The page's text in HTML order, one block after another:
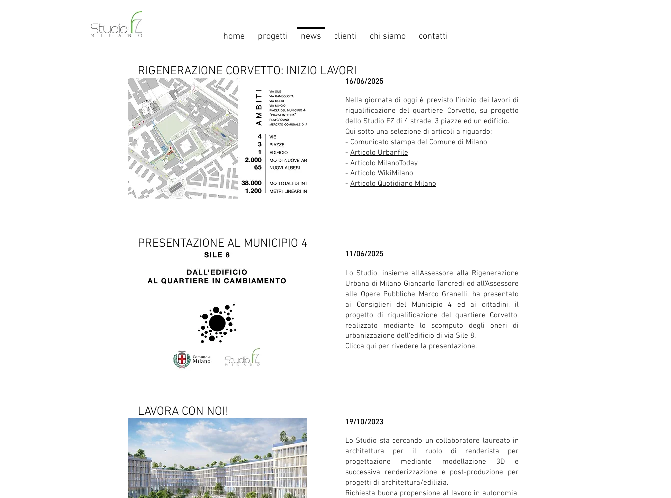
home progetti news clienti chi siamo contatti
RIGENERAZIONE CORVETTO: INIZIO LAVORI
16/06/2025
Nella giornata di oggi è previsto l'inizio dei lavori di
riqualificazione del quartiere Corvetto, su progetto
dello Studio FZ di 4 strade, 3 piazze ed un edificio.
Qui sotto una selezione di articoli a riguardo:
- Comunicato stampa del Comune di Milano
- Articolo Urbanfile
- Articolo MilanoToday
- Articolo WikiMilano
- Articolo Quotidiano Milano
PRESENTAZIONE AL MUNICIPIO 4
11/06/2025
Lo Studio, insieme all'Assessore alla Rigenerazione
Urbana di Milano Giancarlo Tancredi ed all'Assessore
alle Opere Pubbliche Marco Granelli, ha presentato
ai Consiglieri del Municipio 4 ed ai cittadini, il
progetto di riqualificazione del quartiere Corvetto,
realizzato mediante lo scomputo degli oneri di
urbanizzazione dell'edificio di via Sile 8.
Clicca qui per rivedere la presentazione.
LAVORA CON NOI!
19/10/2023
Lo Studio sta cercando un collaboratore laureato in
architettura per il ruolo di renderista per
progettazione mediante modellazione 3D e
successiva renderizzazione e post-produzione per
progetti di architettura/edilizia.
Richiesta buona propensione al lavoro in autonomia,